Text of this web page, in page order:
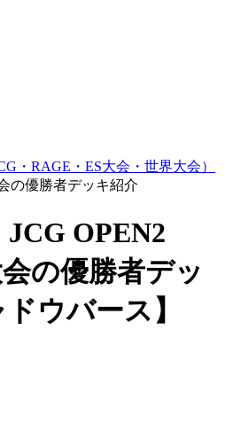
・RAGE・ES大会・世界大会）
の優勝者デッキ紹介
JCG OPEN2
の優勝者デッ
ウバース】